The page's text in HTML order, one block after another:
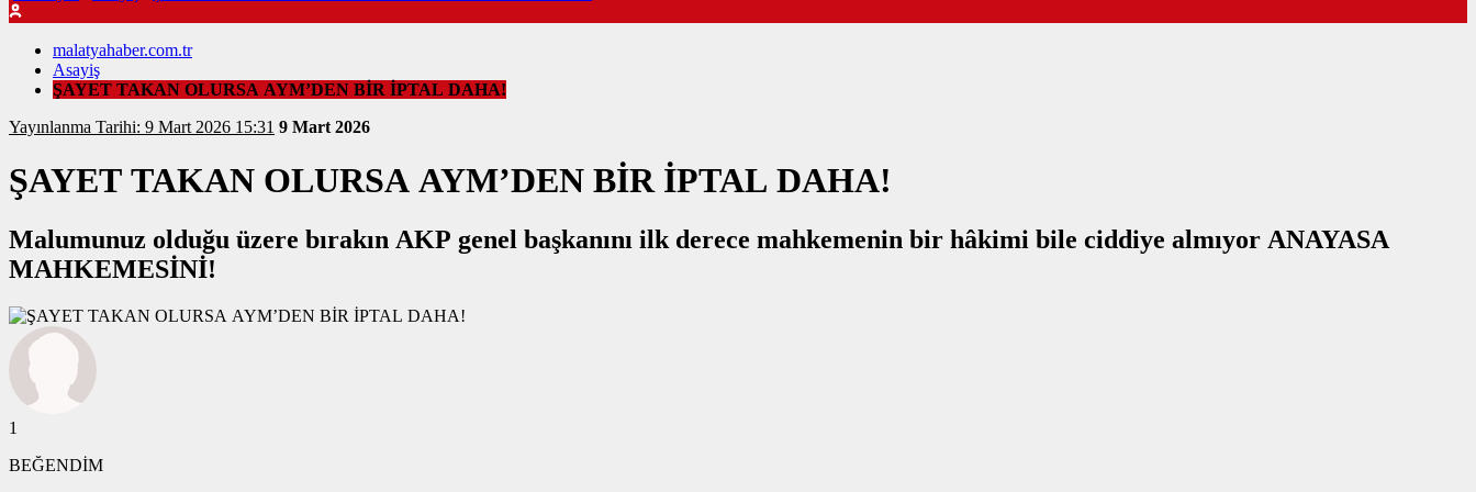
malatyahaber.com.tr
Asayiş
ŞAYET TAKAN OLURSA AYM’DEN BİR İPTAL DAHA!
Yayınlanma Tarihi: 9 Mart 2026 15:31 9 Mart 2026
ŞAYET TAKAN OLURSA AYM’DEN BİR İPTAL DAHA!
Malumunuz olduğu üzere bırakın AKP genel başkanını ilk derece mahkemenin bir hâkimi bile ciddiye almıyor ANAYASA
MAHKEMESİNİ!
1
BEĞENDİM